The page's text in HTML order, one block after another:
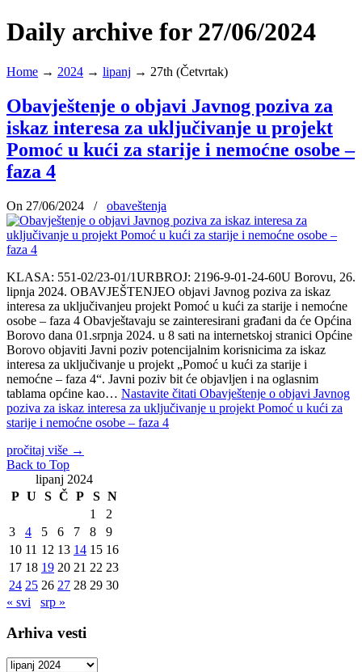
Daily archive for 27/06/2024
Home → 2024 → lipanj → 27th (Četvrtak)
Obavještenje o objavi Javnog poziva za
iskaz interesa za uključivanje u projekt
Pomoć u kući za starije i nemoćne osobe –
faza 4
On 27/06/2024 / obaveštenja
KLASA: 551-02/23-01/1URBROJ: 2196-9-01-24-60U Borovu, 26.
lipnja 2024. OBAVJEŠTENJEO objavi Javnog poziva za iskaz
interesa za uključivanjeu projekt Pomoć u kući za starije i nemoćne
osobe – faza 4 Obavještavaju se zainteresirani građani da će Općina
Borovo dana 01.srpnja 2024. u 8 sati na internetskoj stranici Općine
Borovo objaviti Javni poziv potencijalnim korisnicima za iskaz
interesa za uključivanje u projekt „Pomoć u kući za starije i
nemoćne – faza 4“. Javni poziv bit će objavljen i na oglasnim
tablama općine kao… Nastavite čitati Obavještenje o objavi Javnog
poziva za iskaz interesa za uključivanje u projekt Pomoć u kući za
starije i nemoćne osobe – faza 4
pročitaj više →
Back to Top
lipanj 2024
P U S Č P S N
1
2
3
4 5 6 7 8
9
10 11 12 13 14 15 16
17 18 19 20 21 22 23
24 25 26 27 28 29 30
« svi
srp »
Arhiva vesti
Arhiva